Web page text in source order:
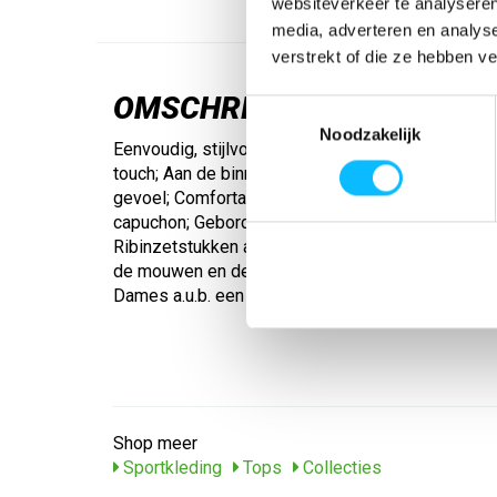
media, adverteren en
verstrekt of die ze hebben
Noodzakelijk
OMSCHRIJVING
Eenvoudig, stijlvol en bijzonder comfortabel.
touch; Aan de binnenkant geborsteld voor een
gevoel; Comfortabele unisex snit voor dames en
capuchon; Geborduurd ton-sur-ton logo bij het
Ribinzetstukken aan de zijkanten; Kangoeroezak;
de mouwen en de onderkant; Met better cotton;
Dames a.u.b. een maat kleiner kiezen; Gewicht:
Shop meer
Sportkleding
Tops Collecties